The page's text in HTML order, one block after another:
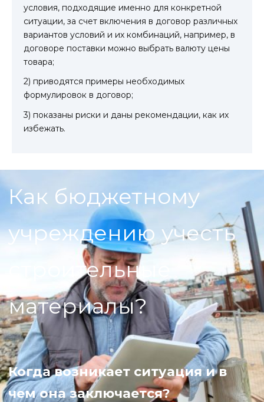
условия, подходящие именно для конкретной
ситуации, за счет включения в договор различных
вариантов условий и их комбинаций, например, в
договоре поставки можно выбрать валюту цены
товара;
2) приводятся примеры необходимых
формулировок в договор;
3) показаны риски и даны рекомендации, как их
избежать.
Как бюджетному
учреждению учесть
строительные
материалы?
Когда возникает ситуация и в
чем она заключается?